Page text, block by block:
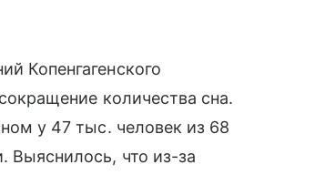
Копенгагенского
количества сна.
у 47 тыс. человек из 68
Выяснилось, что из-за